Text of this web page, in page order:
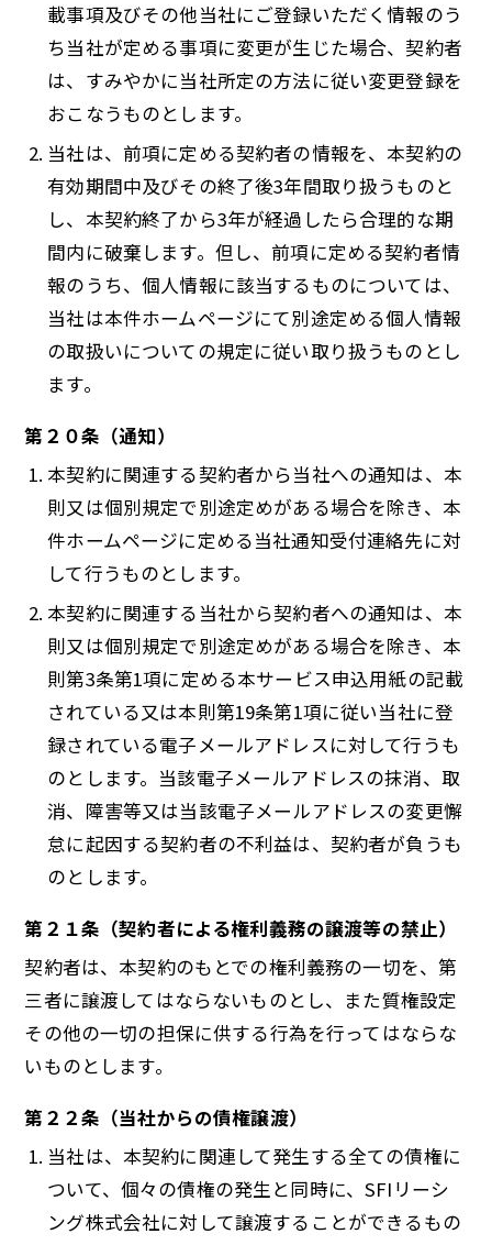
載事項及びその他当社にご登録いただく情報のう
ち当社が定める事項に変更が生じた場合、契約者
は、すみやかに当社所定の方法に従い変更登録を
おこなうものとします。
当社は、前項に定める契約者の情報を、本契約の
有効期間中及びその終了後3年間取り扱うものと
し、本契約終了から3年が経過したら合理的な期
間内に破棄します。但し、前項に定める契約者情
報のうち、個人情報に該当するものについては、
当社は本件ホームページにて別途定める個人情報
の取扱いについての規定に従い取り扱うものとし
ます。
第２０条（通知）
本契約に関連する契約者から当社への通知は、本
則又は個別規定で別途定めがある場合を除き、本
件ホームページに定める当社通知受付連絡先に対
して行うものとします。
本契約に関連する当社から契約者への通知は、本
則又は個別規定で別途定めがある場合を除き、本
則第3条第1項に定める本サービス申込用紙の記載
されている又は本則第19条第1項に従い当社に登
録されている電子メールアドレスに対して行うも
のとします。当該電子メールアドレスの抹消、取
消、障害等又は当該電子メールアドレスの変更懈
怠に起因する契約者の不利益は、契約者が負うも
のとします。
第２１条（契約者による権利義務の譲渡等の禁止）
契約者は、本契約のもとでの権利義務の一切を、第
三者に譲渡してはならないものとし、また質権設定
その他の一切の担保に供する行為を行ってはならな
いものとします。
第２２条（当社からの債権譲渡）
当社は、本契約に関連して発生する全ての債権に
ついて、個々の債権の発生と同時に、SFIリーシ
ング株式会社に対して譲渡することができるもの